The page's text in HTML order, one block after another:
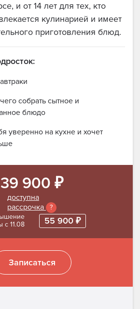
и от 14 лет для тех, кто
кулинарией и имеет
приготовления блюд.
собрать сытное и
блюдо
уверенно на кухне и хочет
39 900 ₽
доступна
рассрочка
?
с 11.08
55 900 ₽
Записаться